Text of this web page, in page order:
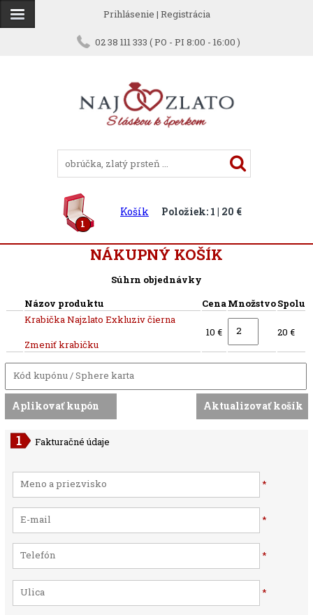
Prihlásenie | Registrácia
02 38 111 333 ( PO - PI 8:00 - 16:00 )
1
Košík Položiek: 1 | 20 €
NÁKUPNÝ KOŠÍK
Súhrn objednávky
Názov produktu
CenaMnožstvoSpolu
Krabička Najzlato Exkluziv čierna
Zmeniť krabičku
10 € 20 €
Fakturačné údaje
*
*
*
*